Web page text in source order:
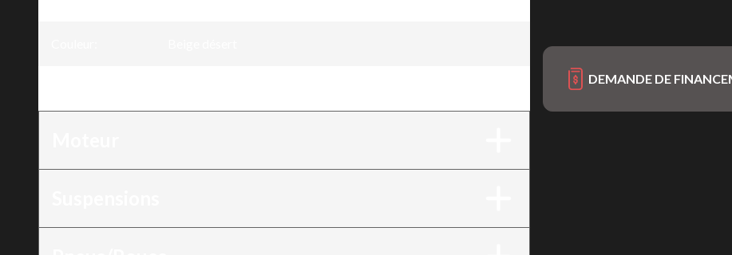
DEMANDE DE